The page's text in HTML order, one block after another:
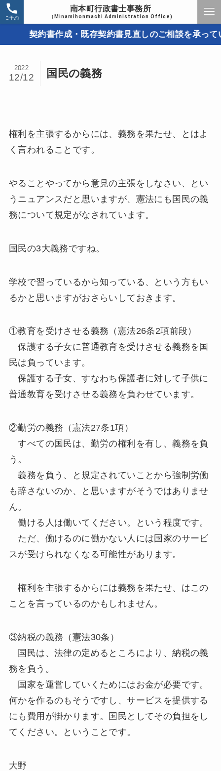
南本町行政書士事務所
（Minamihonmachi Administration Office)
ご予約
契約書作成・既存契約書見直しのご相談を承ってい
国民の義務
2022
12/12
権利を主張するからには、義務を果たせ、とはよ
く言われることです。
やることやってから意見の主張をしなさい、とい
うニュアンスだと思いますが、憲法にも国民の義
務について規定がなされています。
国民の3大義務ですね。
学校で習っているから知っている、という方もい
るかと思いますがおさらいしておきます。
①教育を受けさせる義務（憲法26条2項前段）
保護する子女に普通教育を受けさせる義務を国
民は負っています。
保護する子女、すなわち保護者に対して子供に
普通教育を受けさせる義務を負わせています。
②勤労の義務（憲法27条1項）
すべての国民は、勤労の権利を有し、義務を負
う。
義務を負う、と規定されていことから強制労働
も辞さないのか、と思いますがそうではありませ
ん。
働ける人は働いてください。という程度です。
ただ、働けるのに働かない人には国家のサービ
スが受けられなくなる可能性があります。
権利を主張するからには義務を果たせ、はこの
ことを言っているのかもしれません。
③納税の義務（憲法30条）
国民は、法律の定めるところにより、納税の義
務を負う。
国家を運営していくためにはお金が必要です。
何かを作るのもそうですし、サービスを提供する
にも費用が掛かります。国民としてその負担をし
てください。ということです。
大野